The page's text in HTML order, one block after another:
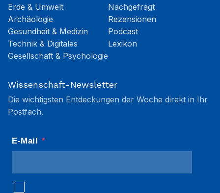
Erde & Umwelt
Archäologie
Gesundheit & Medizin
Technik & Digitales
Gesellschaft & Psychologie
Nachgefragt
Rezensionen
Podcast
Lexikon
Wissenschaft-Newsletter
Die wichtigsten Entdeckungen der Woche direkt in Ihr
Postfach.